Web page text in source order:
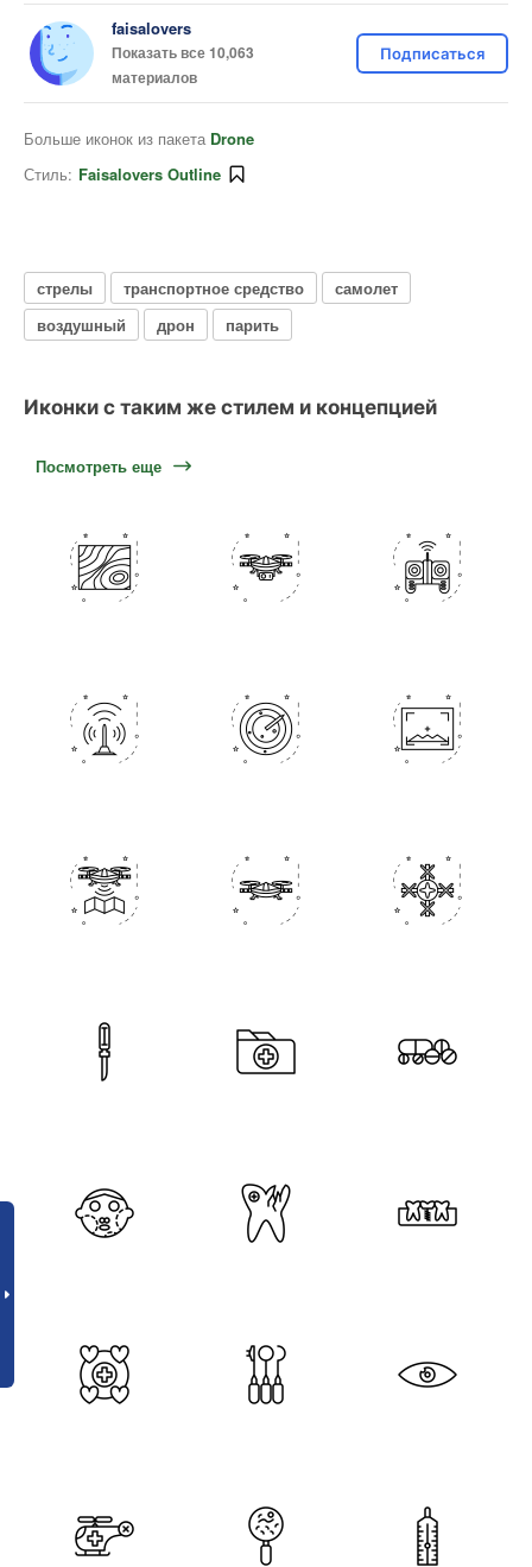
faisalovers
Показать все 10,063
материалов
Подписаться
Больше иконок из пакета Drone
Стиль: Faisalovers Outline
стрелы транспортное средство
самолет
воздушный
дрон парить
Иконки с таким же стилем и концепцией
Посмотреть еще